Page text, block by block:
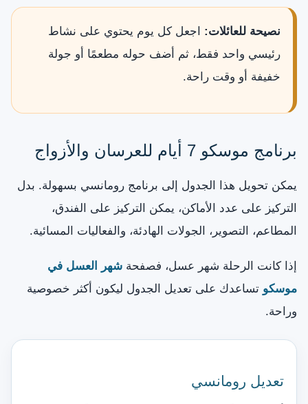
نصيحة للعائلات: اجعل كل يوم يحتوي على نشاط
رئيسي واحد فقط، ثم أضف حوله مطعمًا أو جولة
خفيفة أو وقت راحة.
برنامج موسكو 7 أيام للعرسان والأزواج
يمكن تحويل هذا الجدول إلى برنامج رومانسي بسهولة. بدل
التركيز على عدد الأماكن، يمكن التركيز على الفندق،
المطاعم، التصوير، الجولات الهادئة، والفعاليات المسائية.
إذا كانت الرحلة شهر عسل، فصفحة شهر العسل في
موسكو تساعدك على تعديل الجدول ليكون أكثر خصوصية
وراحة.
تعديل رومانسي